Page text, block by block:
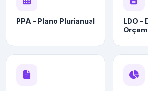
PPA - Plano Plurianual
LDO -